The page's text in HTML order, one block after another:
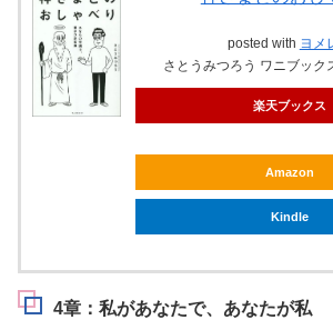
posted with ヨメ
さとうみつろう ワニブック
楽天ブックス
Amazon
Kindle
4章：私があなたで、あなたが私